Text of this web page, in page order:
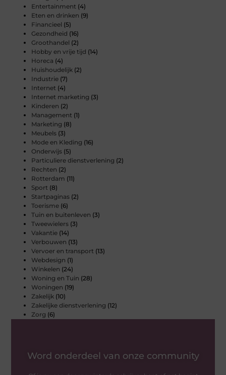
Entertainment (4)
Eten en drinken (9)
Financieel (5)
Gezondheid (16)
Groothandel (2)
Hobby en vrije tijd (14)
Horeca (4)
Huishoudelijk (2)
Industrie (7)
Internet (4)
Internet marketing (3)
Kinderen (2)
Management (1)
Marketing (8)
Meubels (3)
Mode en Kleding (16)
Onderwijs (5)
Particuliere dienstverlening (2)
Rechten (2)
Rotterdam (11)
Sport (8)
Startpaginas (2)
Toerisme (6)
Tuin en buitenleven (3)
Tweewielers (3)
Vakantie (14)
Verbouwen (13)
Vervoer en transport (13)
Webdesign (1)
Winkelen (24)
Woning en Tuin (28)
Woningen (19)
Zakelijk (10)
Zakelijke dienstverlening (12)
Zorg (6)
Word onderdeel van onze community